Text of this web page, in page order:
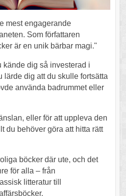
mest engagerande
Som författaren
är en unik bärbar magi."
kände dig så investerad i
lärde dig att du skulle fortsätta
använda badrummet eller
eller för att uppleva den
du behöver göra att hitta rätt
böcker där ute, och det
för alla – från
litteratur till